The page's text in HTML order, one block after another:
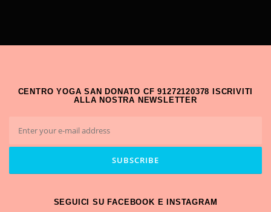
CENTRO YOGA SAN DONATO CF 91272120378 ISCRIVITI
ALLA NOSTRA NEWSLETTER
SEGUICI SU FACEBOOK E INSTAGRAM